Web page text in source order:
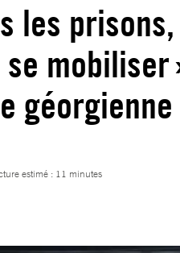
les
mobiliser
estimé : 11 minutes